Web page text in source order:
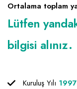
Mali Kayıt ve
Matbaa -
Proje - İnşaat
Ortalama toplam
Lütfen
bilgisi alınız.
Kuruluş Yılı 1997